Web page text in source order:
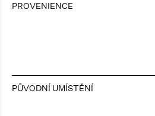
PROVENIENCE
PŮVODNÍ UMÍSTĚNÍ